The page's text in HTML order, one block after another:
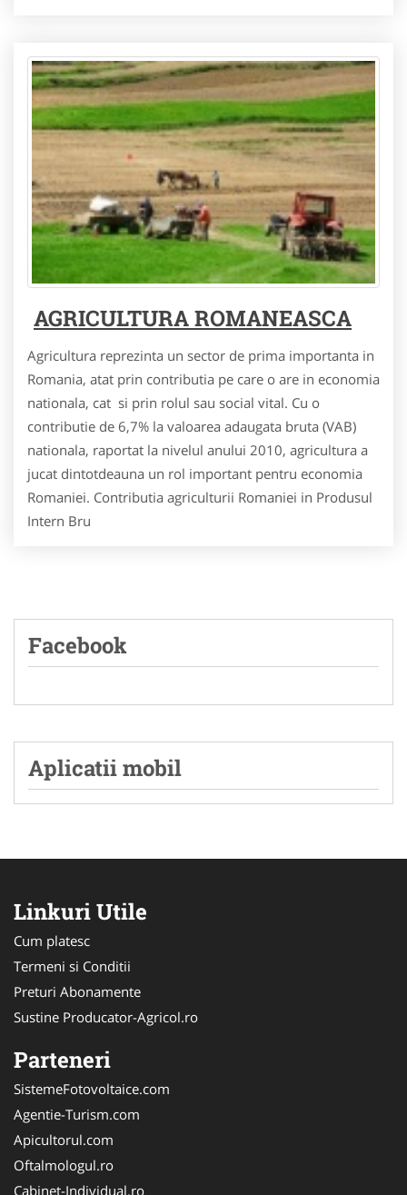
AGRICULTURA ROMANEASCA
Agricultura reprezinta un sector de prima importanta in
Romania, atat prin contributia pe care o are in economia
nationala, cat si prin rolul sau social vital. Cu o
contributie de 6,7% la valoarea adaugata bruta (VAB)
nationala, raportat la nivelul anului 2010, agricultura a
jucat dintotdeauna un rol important pentru economia
Romaniei. Contributia agriculturii Romaniei in Produsul
Intern Bru
Facebook
Aplicatii mobil
Linkuri Utile
Cum platesc
Termeni si Conditii
Preturi Abonamente
Sustine Producator-Agricol.ro
Parteneri
SistemeFotovoltaice.com
Agentie-Turism.com
Apicultorul.com
Oftalmologul.ro
Cabinet-Individual.ro